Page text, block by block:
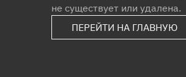
не существует или удалена.
ПЕРЕЙТИ НА ГЛАВНУЮ